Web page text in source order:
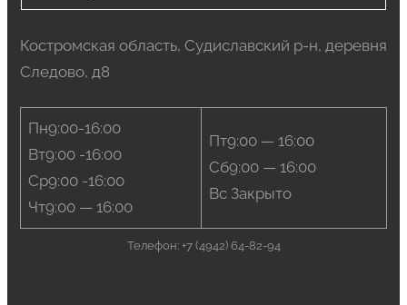
Костромская область, Судиславский р-н, деревня
Следово, д8
Пн9:00-16:00
Вт9:00 -16:00
Ср9:00 -16:00
Чт9:00 — 16:00
Пт9:00 — 16:00
Сб9:00 — 16:00
Вс Закрыто
Телефон: +7 (4942) 64-82-94